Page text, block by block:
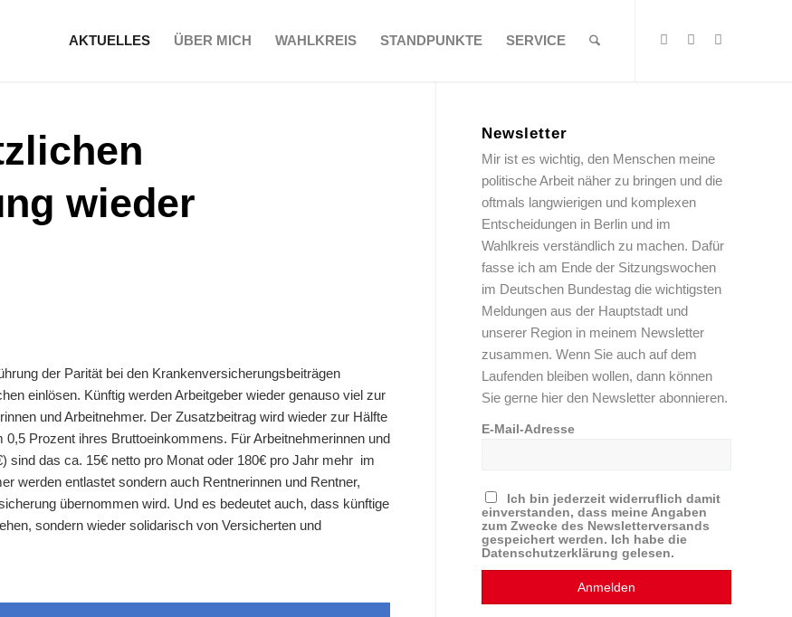
AKTUELLES ÜBER MICH WAHLKREIS STANDPUNKTE SERVICE
wieder
der Parität bei den Krankenversicherungsbeiträgen
einlösen. Künftig werden Arbeitgeber wieder genauso viel zur
und Arbeitnehmer. Der Zusatzbeitrag wird wieder zur Hälfte
Prozent ihres Bruttoeinkommens. Für Arbeitnehmerinnen und
das ca. 15€ netto pro Monat oder 180€ pro Jahr mehr im
werden entlastet sondern auch Rentnerinnen und Rentner,
übernommen wird. Und es bedeutet auch, dass künftige
sondern wieder solidarisch von Versicherten und
Newsletter
Mir ist es wichtig, den Menschen meine
politische Arbeit näher zu bringen und die
oftmals langwierigen und komplexen
Entscheidungen in Berlin und im
Wahlkreis verständlich zu machen. Dafür
fasse ich am Ende der Sitzungswochen
im Deutschen Bundestag die wichtigsten
Meldungen aus der Hauptstadt und
unserer Region in meinem Newsletter
zusammen. Wenn Sie auch auf dem
Laufenden bleiben wollen, dann können
Sie gerne hier den Newsletter abonnieren.
E-Mail-Adresse
Ich bin jederzeit widerruflich damit
einverstanden, dass meine Angaben
zum Zwecke des Newsletterversands
gespeichert werden. Ich habe die
Datenschutzerklärung gelesen.